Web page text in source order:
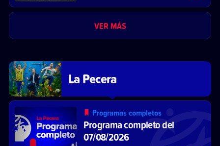
VER MÁS
La Pecera
Programas completos
Programa completo del
07/08/2026